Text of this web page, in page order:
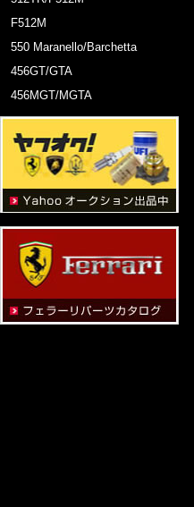
F512M
550 Maranello/Barchetta
456GT/GTA
456MGT/MGTA